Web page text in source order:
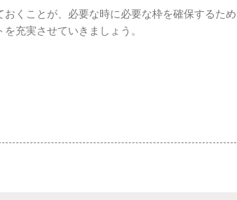
くことが、必要な時に必要な枠を確保するため
充実させていきましょう。